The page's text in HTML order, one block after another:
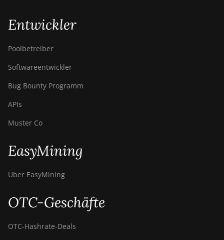
Entwickler
Poolbetreiber
Softwareentwickler
Bug Bounty Programm
APIs
Muster Co
EasyMining
Über EasyMining
OTC-Geschäfte
OTC‑Hashrate‑Deals